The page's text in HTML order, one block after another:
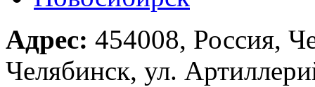
Адрес: 454008, Россия,
Челябинск, ул.